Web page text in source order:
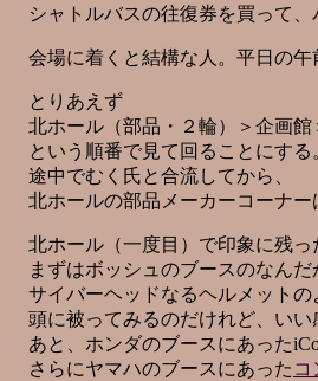
シャトルバスの往復券を買って、
会場に着くと結構な人。平日の午
とりあえず
北ホール（部品・２輪）＞企画館
という順番で見て回ることにする
途中でむく氏と合流してから、
北ホールの部品メーカーコーナー
北ホール（一度目）で印象に残っ
まずはボッシュのブースのなんだ
サイバーヘッドなるヘルメットの
頭に被ってみるのだけれど、いい
あと、ホンダのブースにあった
さらにヤマハのブースにあった コ